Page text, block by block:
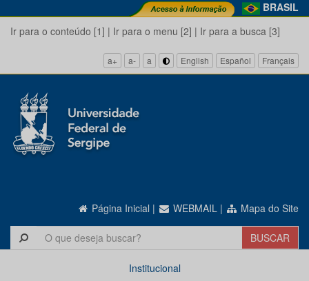
BRASIL
Ir para o conteúdo [1] | Ir para o menu [2] | Ir para a busca [3]
a+ a- a English Español Français
Página Inicial | WEBMAIL | Mapa do Site
Institucional